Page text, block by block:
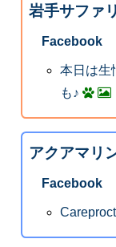
岩手サファ
Facebook
本日は生
も♪
アクアマリ
Facebook